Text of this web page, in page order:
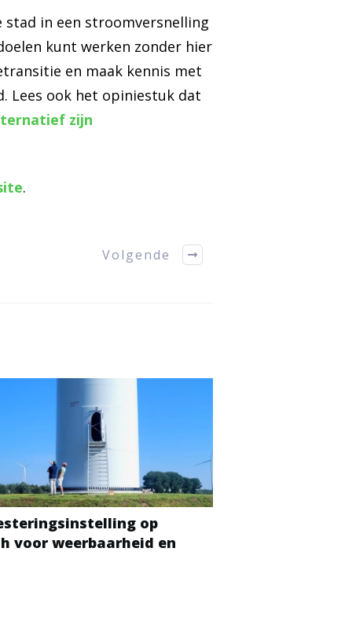
in een stroomversnelling
kunt werken zonder hier
en maak kennis met
Lees ook het opiniestuk dat
zijn
.
Volgende
op
voor weerbaarheid en